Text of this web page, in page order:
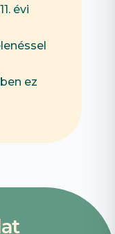
évi
ez